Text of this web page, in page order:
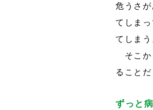
危うさ
てしま
てしまう
そこか
ること
ずっと